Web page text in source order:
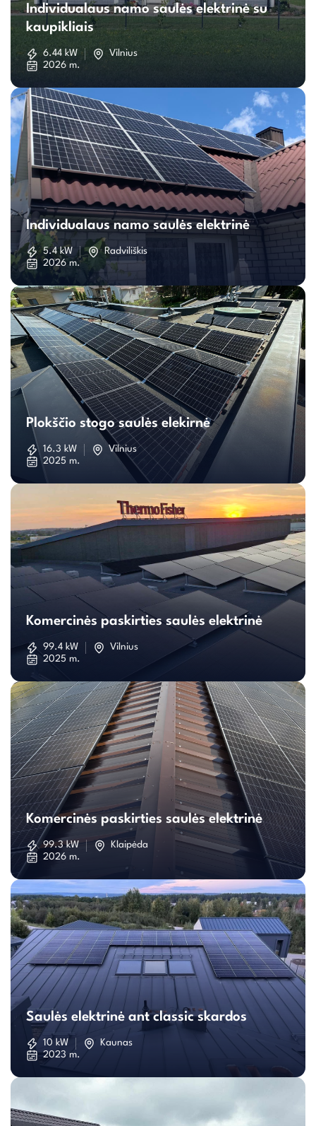
namo
saulės
kaupikliais
Individualaus namo saulės elektrinė su
kaupikliais
6.44 kW
Vilnius
2026 m.
Individualaus
namo
saulės
Individualaus namo saulės elektrinė
5.4 kW
Radviliškis
2026 m.
Plokščio
stogo
saulės
elekirnė
Plokščio stogo saulės elekirnė
16.3 kW
Vilnius
2025 m.
Komercinės
paskirties
saulės
elektrinė
Komercinės paskirties saulės elektrinė
99.4 kW
Vilnius
2025 m.
Komercinės
paskirties
saulės
Komercinės paskirties saulės elektrinė
99.3 kW
Klaipėda
2026 m.
Saulės
elektrinė
Saulės elektrinė ant classic skardos
10 kW
Kaunas
2023 m.